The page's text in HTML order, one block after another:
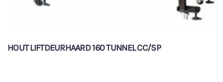
HOUT LIFTDEURHAARD 160 TUNNEL CC/SP